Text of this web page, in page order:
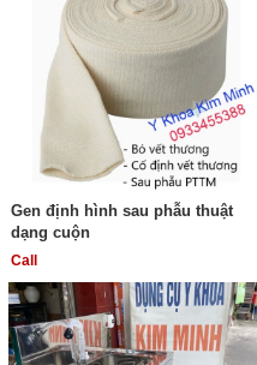
Gen định hình sau phẫu thuật
dạng cuộn
Call